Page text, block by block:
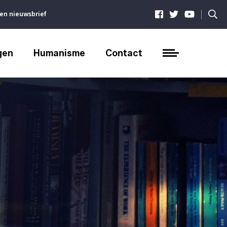
nieuwsbrief |
Humanisme Contact